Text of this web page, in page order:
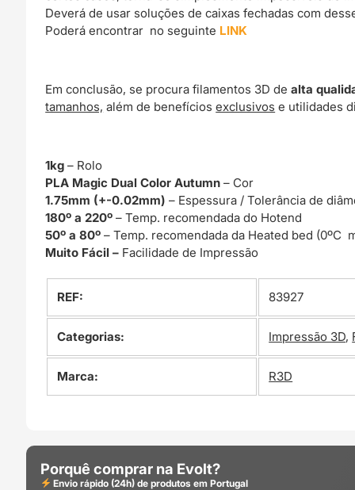
Deverá de usar soluções de caixas fechadas com
Poderá encontrar no seguinte LINK
Em conclusão, se procura filamentos 3D dealta
tamanhos, além de benefíciosexclusivos e utilidades
1kg – Rolo
PLA Magic Dual Color Autumn– Cor
1.75mm (+-0.02mm)– Espessura / Tolerância de
180º a 220º– Temp. recomendada do Hotend
50º a 80º– Temp. recomendada da Heated bed (0ºC
Muito Fácil – Facilidade de Impressão
REF: 83927
Categorias: Impressão 3D,
Marca: R3D
Porquê comprar na Evolt?
Envio rápido (24h) de produtos em Portugal